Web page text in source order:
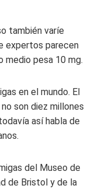
también varíe
expertos parecen
medio pesa 10 mg.
en el mundo. El
son diez millones
así habla de
del Museo de
de Bristol y de la